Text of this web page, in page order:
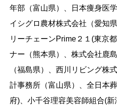
年部（富山県）、日本痩身医
イシグロ農材株式会社（愛知
リーチェーンPrime２１(東京
ナー（熊本県）、株式会社鹿
（福島県）、西川リビング株
計事務所（富山県）、全日本
府)、小千谷理容美容師組合(